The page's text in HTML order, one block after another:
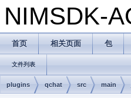
NIMSDK-
首页 相关页面 包
文件列表
plugins qchat src main